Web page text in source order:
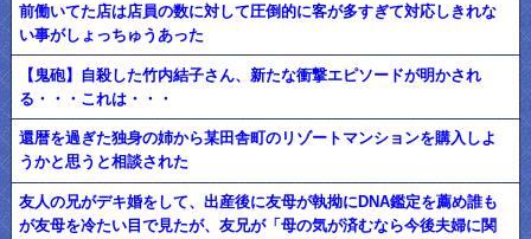
前働いてた店は店員の数に対して圧倒的に客が多すぎて対応しきれな
い事がしょっちゅうあった
【鬼砲】自殺した竹内結子さん、新たな衝撃エピソードが明かされ
る・・・これは・・・
還暦を過ぎた独身の姉から某田舎町のリゾートマンションを購入しよ
うかと思うと相談された
友人の兄がデキ婚をして、出産後に友母が執拗にDNA鑑定を薦め誰も
が友母を冷たい目で見たが、友兄が「母の気が済むなら今後夫婦に関